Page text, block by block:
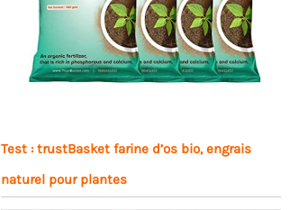
Test : trustBasket farine d’os bio, engrais
naturel pour plantes